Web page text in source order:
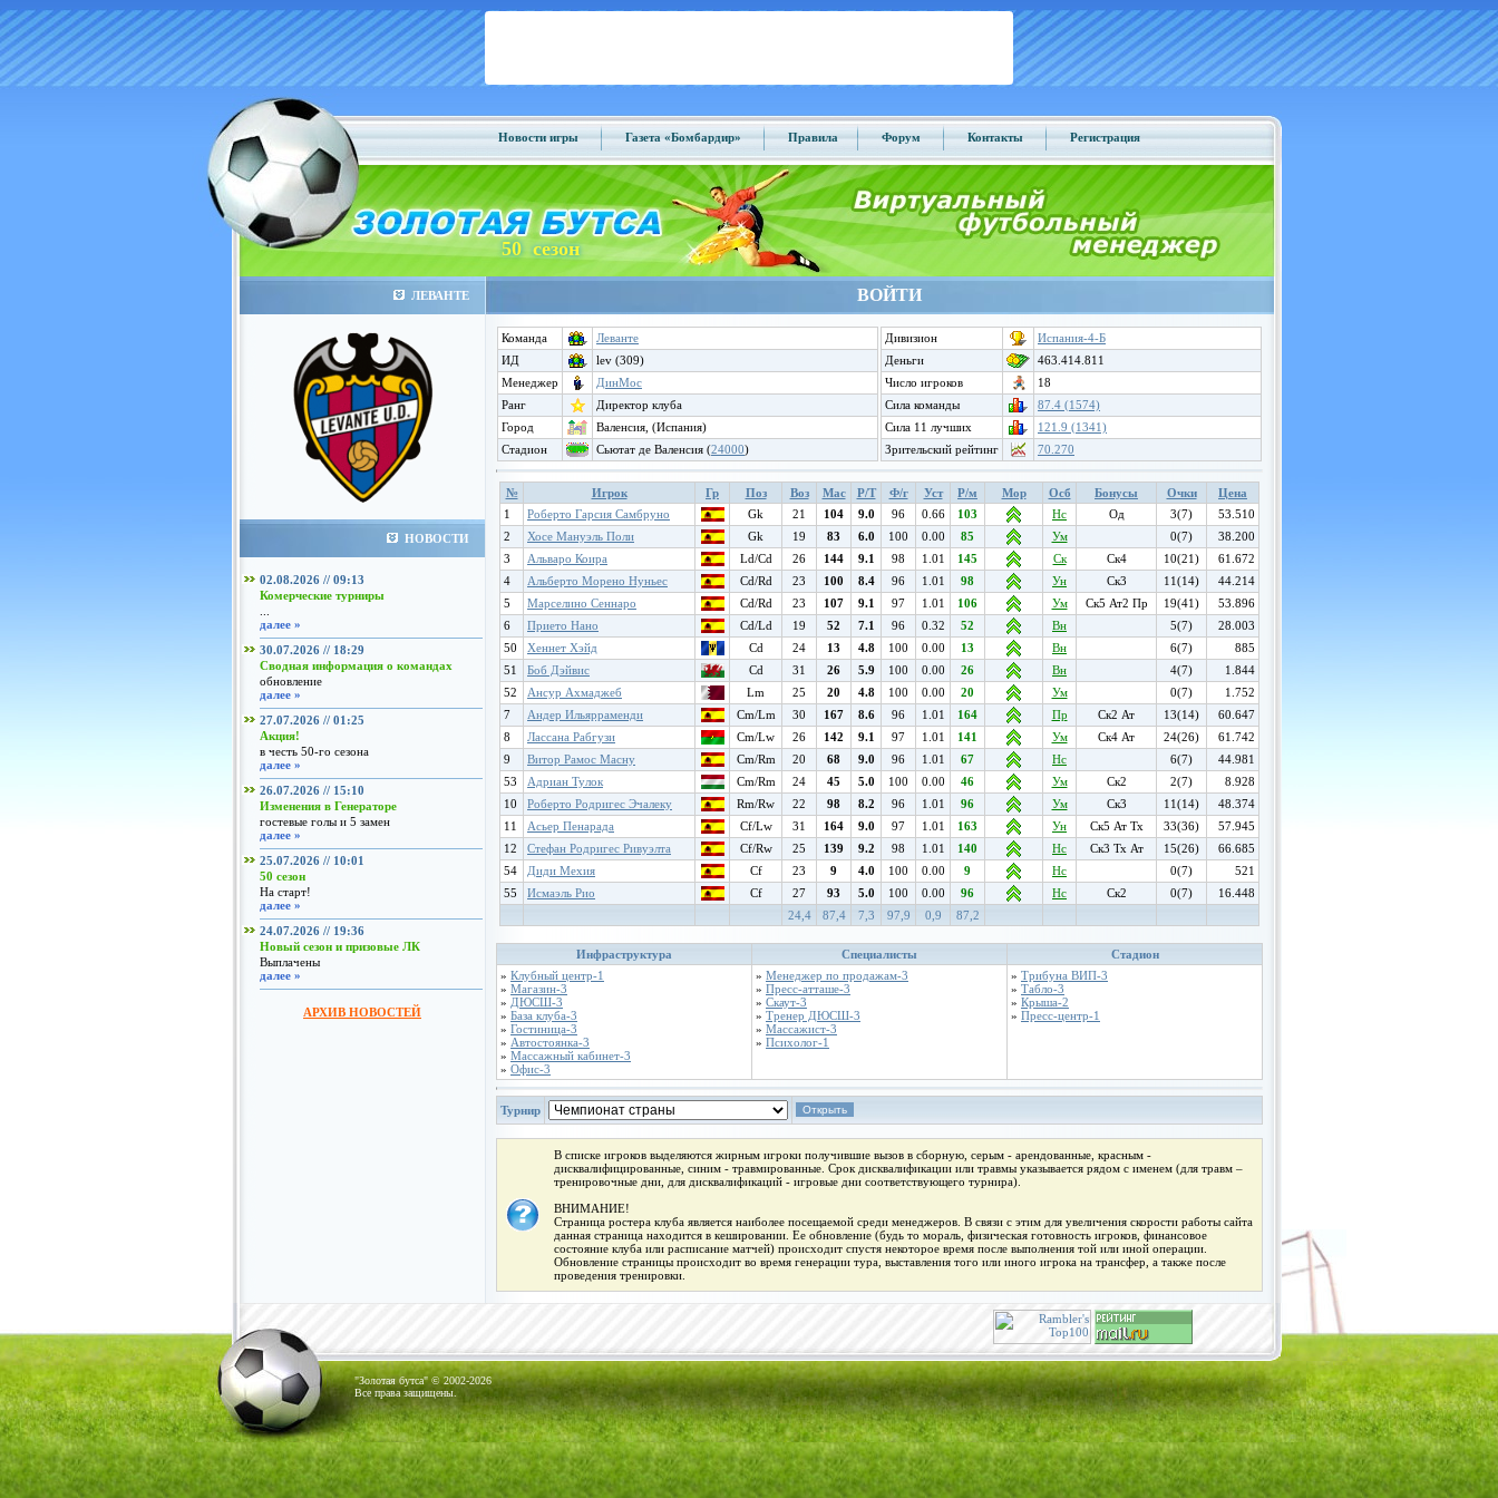
Новости игры Газета «Бомбардир» Правила Форум Контакты Регистрация
50 сезон
ЛЕВАНТЕ
НОВОСТИ
02.08.2026 // 09:13
Комерческие турниры
далее »
30.07.2026 // 18:29
Сводная информация о командах
обновление
далее »
27.07.2026 // 01:25
Акция!
в честь 50-го сезона
далее »
26.07.2026 // 15:10
Изменения в Генераторе
гостевые голы и 5 замен
далее »
25.07.2026 // 10:01
50 сезон
На старт!
далее »
24.07.2026 // 19:36
Новый сезон и призовые ЛК
Выплачены
далее »
АРХИВ НОВОСТЕЙ
ВОЙТИ
Команда
Леванте
ИД
lev (309)
Менеджер
ДинМос
Ранг
Директор клуба
Город
Валенсия, (Испания)
Стадион
Сьютат де Валенсия (24000)
Дивизион
Испания-4-Б
Деньги
463.414.811
Число игроков
18
Сила команды
87.4 (1574)
Сила 11 лучших
121.9 (1341)
Зрительский рейтинг
70.270
№ Игрок Гр Поз Воз Мас Р/Т Ф/г Уст Р/м Мор Осб Бонусы Очки
Цена
1
Роберто Гарсия Самбруно Gk 21 104 9.0 96 0.66 103 Нс Од 3(7)
53.510
2
Хосе Мануэль Поли Gk 19 83 6.0 100 0.00 85 Ум 0(7)
38.200
3
Альваро Коира Ld/Cd 26 144 9.1 98 1.01 145 Ск Ск4 10(21)
61.672
4
Альберто Морено Нуньес Cd/Rd 23 100 8.4 96 1.01 98 Ун Ск3 11(14)
44.214
5
Марселино Сеннаро Cd/Rd 23 107 9.1 97 1.01 106 Ум Ск5 Ат2 Пр 19(41)
53.896
6
Прието Нано Cd/Ld 19 52 7.1 96 0.32 52 Вн 5(7)
28.003
50
Хеннет Хэйд Cd 24 13 4.8 100 0.00 13 Вн 6(7)
885
51
Боб Дэйвис Cd 31 26 5.9 100 0.00 26 Вн 4(7)
1.844
52
Ансур Ахмаджеб Lm 25 20 4.8 100 0.00 20 Ум 0(7)
1.752
7
Андер Ильярраменди Cm/Lm 30 167 8.6 96 1.01 164 Пр Ск2 Ат 13(14)
60.647
8
Лассана Рабгузи Cm/Lw 26 142 9.1 97 1.01 141 Ум Ск4 Ат 24(26)
61.742
9
Витор Рамос Масну Cm/Rm 20 68 9.0 96 1.01 67 Нс 6(7)
44.981
53
Адриан Тулок Cm/Rm 24 45 5.0 100 0.00 46 Ум Ск2 2(7)
8.928
10
Роберто Родригес Эчалеку Rm/Rw 22 98 8.2 96 1.01 96 Ум Ск3 11(14)
48.374
11
Асьер Пенарада Cf/Lw 31 164 9.0 97 1.01 163 Ун Ск5 Ат Тх 33(36)
57.945
12
Стефан Родригес Ривуэлта Cf/Rw 25 139 9.2 98 1.01 140 Нс Ск3 Тх Ат 15(26)
66.685
54
Диди Мехия Cf 23 9 4.0 100 0.00 9 Нс 0(7)
521
55
Исмаэль Рио Cf 27 93 5.0 100 0.00 96 Нс Ск2 0(7)
16.448
24,4
87,4 7,3 97,9 0,9 87,2
Инфраструктура Специалисты
Стадион
» Клубный центр-1
» Магазин-3
» ДЮСШ-3
» База клуба-3
» Гостиница-3
» Автостоянка-3
» Массажный кабинет-3
» Офис-3
» Менеджер по продажам-3
» Пресс-атташе-3
» Скаут-3
» Тренер ДЮСШ-3
» Массажист-3
» Психолог-1
» Трибуна ВИП-3
» Табло-3
» Крыша-2
» Пресс-центр-1
Турнир
В списке игроков выделяются жирным игроки получившие вызов в сборную, серым - арендованные, красным -
дисквалифицированные, синим - травмированные. Срок дисквалификации или травмы указывается рядом с именем (для травм –
тренировочные дни, для дисквалификаций - игровые дни соответствующего турнира).
ВНИМАНИЕ!
Страница ростера клуба является наиболее посещаемой среди менеджеров. В связи с этим для увеличения скорости работы сайта
данная страница находится в кешировании. Ее обновление (будь то мораль, физическая готовность игроков, финансовое
состояние клуба или расписание матчей) происходит спустя некоторое время после выполнения той или иной операции.
Обновление страницы происходит во время генерации тура, выставления того или иного игрока на трансфер, а также после
проведения тренировки.
"Золотая бутса" © 2002-2026
Все права защищены.